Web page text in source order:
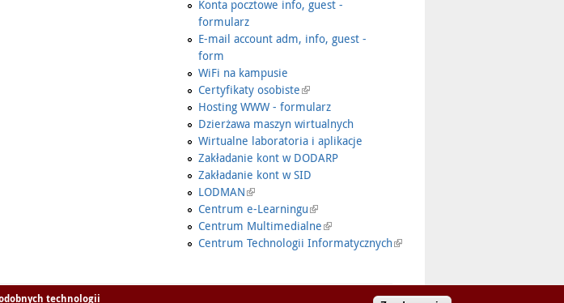
Konta pocztowe info, guest -
formularz
E-mail account adm, info, guest -
form
WiFi na kampusie
Certyfikaty osobiste
Hosting WWW - formularz
Dzierżawa maszyn wirtualnych
Wirtualne laboratoria i aplikacje
Zakładanie kont w DODARP
Zakładanie kont w SID
LODMAN
Centrum e-Learningu
Centrum Multimedialne
Centrum Technologii Informatycznych
technologii